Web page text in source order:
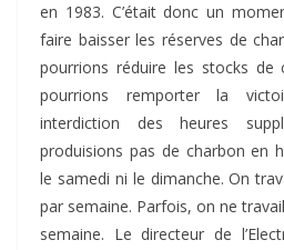
en 1983. C’était donc un
faire baisser les réserves de
pourrions réduire les stocks de
pourrions remporter la
interdiction des heures
produisions pas de charbon en
le samedi ni le dimanche. On
par semaine. Parfois, on ne
semaine. Le directeur de